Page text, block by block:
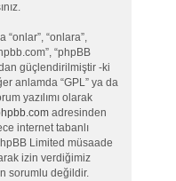
“onlar”, “onlara”,
“phpBB
güçlendirilmiştir -ki
anlamda “GPL” ya da
yazılımı olarak
adresinden
internet tabanlı
Limited müsaade
izin verdiğimiz
sorumlu değildir.